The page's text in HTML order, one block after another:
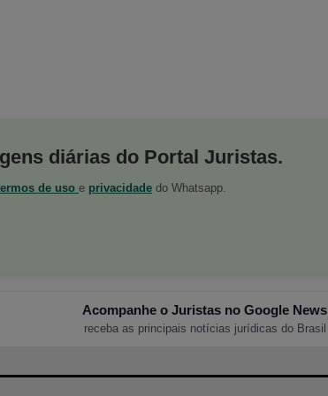
diárias do Portal Juristas.
de uso e privacidade do Whatsapp.
Acompanhe o Juristas no Google News
receba as principais notícias jurídicas do Brasil